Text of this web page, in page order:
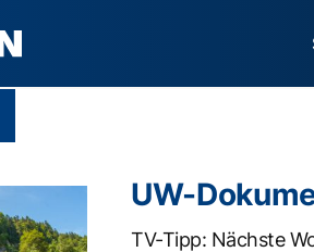
UW-
TV-Tipp: Nächste